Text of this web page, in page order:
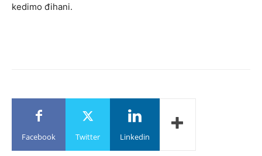
kedimo đihani.
Facebook Twitter Linkedin